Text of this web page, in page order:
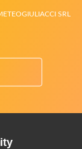
SRL